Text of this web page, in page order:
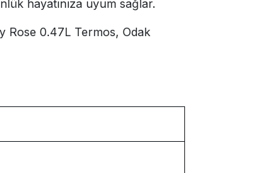
hayatınıza uyum sağlar.
Rose 0.47L Termos, Odak